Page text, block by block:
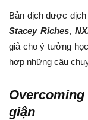
Bản dịch được
Stacey Riches,
giả cho ý tưởng
hợp những câu
giận